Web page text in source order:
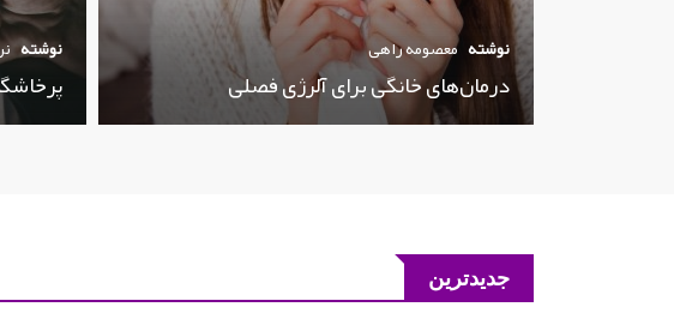
نوشته معصومه راهی
درمان‌های خانگی برای آلرژی فصلی
نوشته
جدیدترین